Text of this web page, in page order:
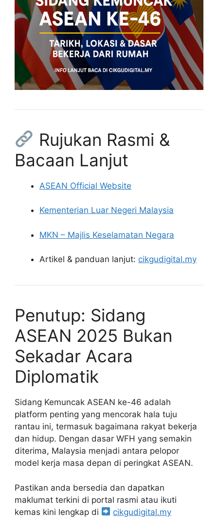
Rujukan Rasmi &
Bacaan Lanjut
ASEAN Official Website
Kementerian Luar Negeri Malaysia
MKN – Majlis Keselamatan Negara
Artikel & panduan lanjut: cikgudigital.my
Penutup: Sidang
ASEAN 2025 Bukan
Sekadar Acara
Diplomatik
Sidang Kemuncak ASEAN ke-46 adalah
platform penting yang mencorak hala tuju
rantau ini, termasuk bagaimana rakyat bekerja
dan hidup. Dengan dasar WFH yang semakin
diterima, Malaysia menjadi antara pelopor
model kerja masa depan di peringkat ASEAN.
Pastikan anda bersedia dan dapatkan
maklumat terkini di portal rasmi atau ikuti
kemas kini lengkap di
cikgudigital.my